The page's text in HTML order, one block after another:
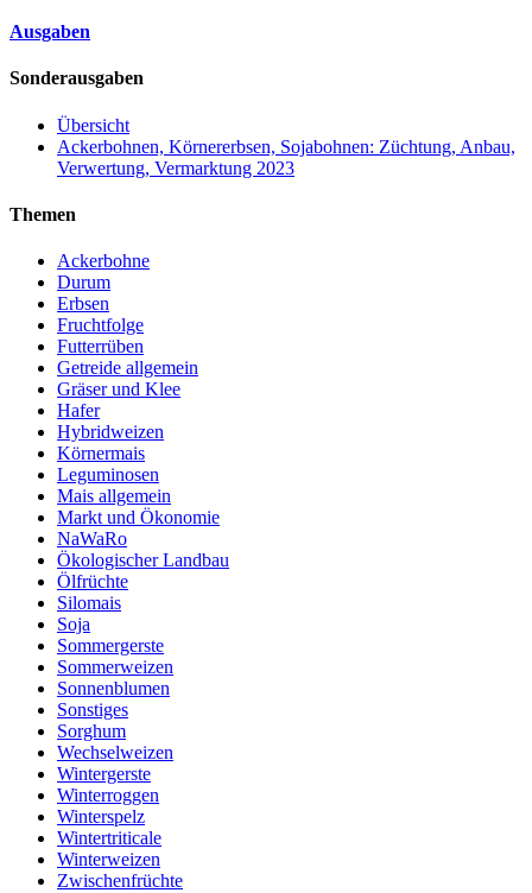
Ausgaben
Sonderausgaben
Übersicht
Ackerbohnen, Körnererbsen, Sojabohnen: Züchtung, Anbau,
Verwertung, Vermarktung 2023
Themen
Ackerbohne
Durum
Erbsen
Fruchtfolge
Futterrüben
Getreide allgemein
Gräser und Klee
Hafer
Hybridweizen
Körnermais
Leguminosen
Mais allgemein
Markt und Ökonomie
NaWaRo
Ökologischer Landbau
Ölfrüchte
Silomais
Soja
Sommergerste
Sommerweizen
Sonnenblumen
Sonstiges
Sorghum
Wechselweizen
Wintergerste
Winterroggen
Winterspelz
Wintertriticale
Winterweizen
Zwischenfrüchte